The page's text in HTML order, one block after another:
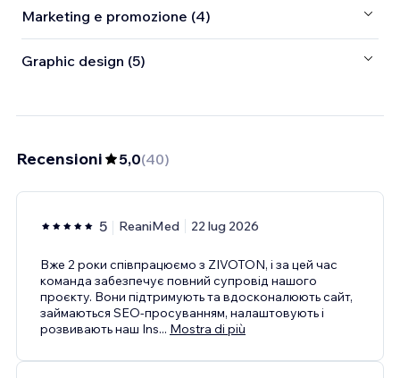
Marketing e promozione (4)
Graphic design (5)
Recensioni 5,0(40)
5 ReaniMed 22 lug 2026
Вже 2 роки співпрацюємо з ZIVOTON, і за цей час
команда забезпечує повний супровід нашого
проєкту. Вони підтримують та вдосконалюють сайт,
займаються SEO-просуванням, налаштовують і
розвивають наш Ins... Mostra di più